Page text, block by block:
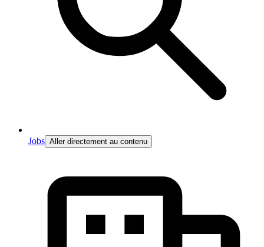
Jobs Aller directement au contenu